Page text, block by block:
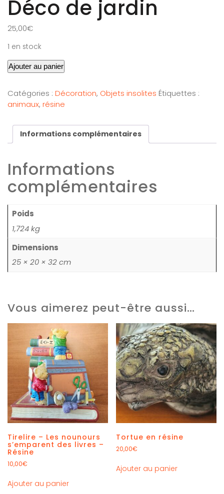
Déco de jardin
25,00€
1 en stock
Ajouter au panier
Catégories : Décoration, Objets insolites Étiquettes :
animaux, résine
Informations complémentaires
Informations
complémentaires
Poids
1,724 kg
Dimensions
25 × 20 × 32 cm
Vous aimerez peut-être aussi…
Tirelire – Les nounours
s’emparent des livres –
Résine
10,00€
Ajouter au panier
Tortue en résine
20,00€
Ajouter au panier